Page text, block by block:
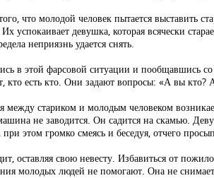
что молодой человек пытается выставить
успокаивает девушка, которая всячески
неприязнь удается снять.
в этой фарсовой ситуации и пообщавшись
кто есть кто. Они задают вопросы: «А вы кто?
стариком и молодым человеком
не заводится. Он садится на скамью.
этом громко смеясь и беседуя, отчего
оставляя свою невесту. Избавиться от
молодых людей не помогают. Она не снимает